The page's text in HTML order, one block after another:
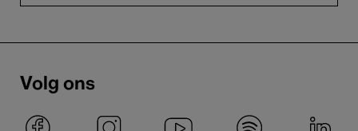
Volg ons